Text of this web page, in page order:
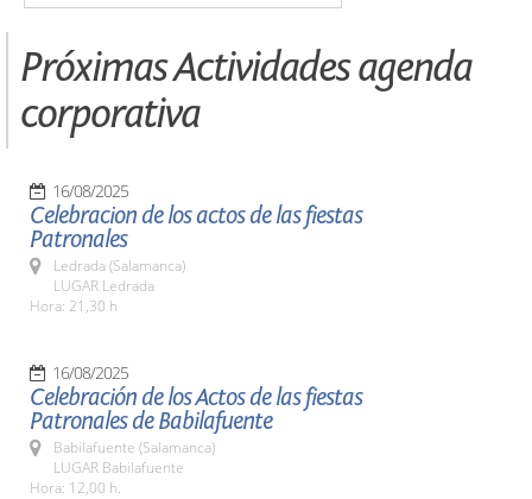
Próximas Actividades agenda
corporativa
16/08/2025
Celebracion de los actos de las fiestas
Patronales
Ledrada (Salamanca)
LUGAR Ledrada
Hora: 21,30 h
16/08/2025
Celebración de los Actos de las fiestas
Patronales de Babilafuente
Babilafuente (Salamanca)
LUGAR Babilafuente
Hora: 12,00 h.